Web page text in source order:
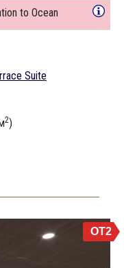
to Ocean
Suite
2)
OT2